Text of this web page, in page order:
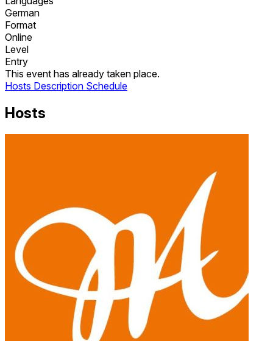
German
Format
Online
Level
Entry
This event has already taken place.
Hosts Description Schedule
Hosts